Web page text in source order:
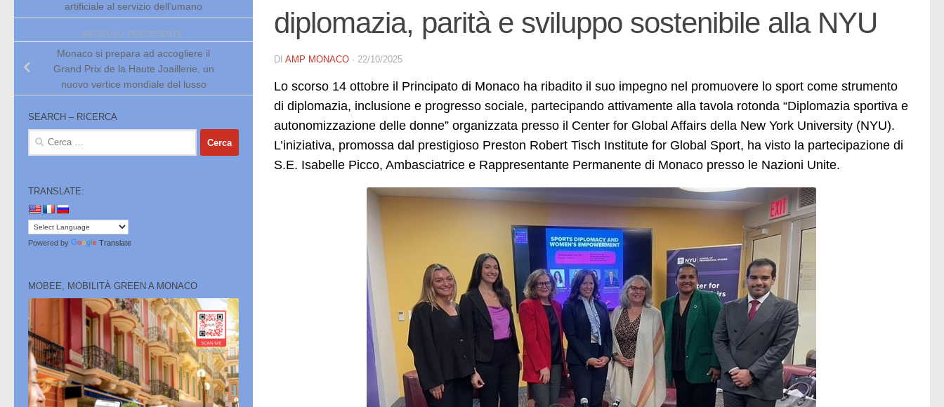
diplomazia, parità e sviluppo sostenibile alla NYU
DI AMP MONACO · 22/10/2025
Lo scorso 14 ottobre il Principato di Monaco ha ribadito il suo impegno nel promuovere lo sport come strumento
di diplomazia, inclusione e progresso sociale, partecipando attivamente alla tavola rotonda “Diplomazia sportiva e
autonomizzazione delle donne” organizzata presso il Center for Global Affairs della New York University (NYU).
L’iniziativa, promossa dal prestigioso Preston Robert Tisch Institute for Global Sport, ha visto la partecipazione di
S.E. Isabelle Picco, Ambasciatrice e Rappresentante Permanente di Monaco presso le Nazioni Unite.
artificiale al servizio dell’umano
ARTICOLO PRECEDENTE
Monaco si prepara ad accogliere il
Grand Prix de la Haute Joaillerie, un
nuovo vertice mondiale del lusso
SEARCH – RICERCA
Ricerca
TRANSLATE:
Powered by Translate
MOBEE, MOBILITÀ GREEN A MONACO